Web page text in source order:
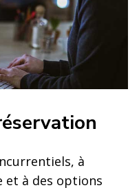
à
et à des options